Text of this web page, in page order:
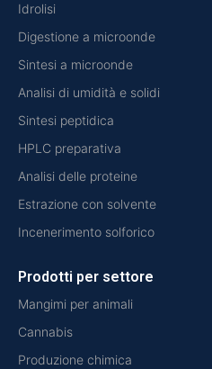
Idrolisi
Digestione a microonde
Sintesi a microonde
Analisi di umidità e solidi
Sintesi peptidica
HPLC preparativa
Analisi delle proteine
Estrazione con solvente
Incenerimento solforico
Prodotti per settore
Mangimi per animali
Cannabis
Produzione chimica